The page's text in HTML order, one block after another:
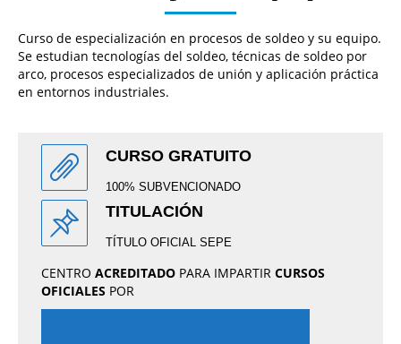
Curso de especialización en procesos de soldeo y su equipo.
Se estudian tecnologías del soldeo, técnicas de soldeo por
arco, procesos especializados de unión y aplicación práctica
en entornos industriales.
CURSO GRATUITO
100% SUBVENCIONADO
TITULACIÓN
TÍTULO OFICIAL SEPE
CENTRO ACREDITADO PARA IMPARTIR CURSOS
OFICIALES POR